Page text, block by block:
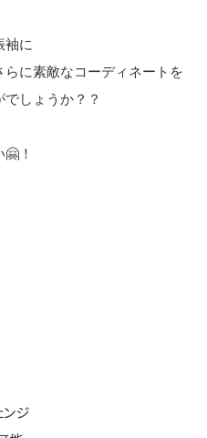
袖に
に素敵なコーディネートを
しょうか？？
！
ンジ